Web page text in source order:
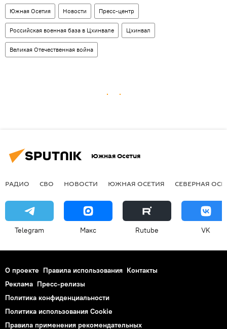
Южная Осетия Новости Пресс-центр
Российская военная база в Цхинвале Цхинвал
Великая Отечественная война
Южная Осетия
РАДИО СВО НОВОСТИ ЮЖНАЯ ОСЕТИЯ СЕВЕРНАЯ
Telegram Макс Rutube VK
О проекте Правила использования Контакты
Реклама Пресс-релизы
Политика конфиденциальности
Политика использования Cookie
Правила применения рекомендательных